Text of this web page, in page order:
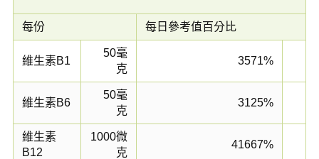
每份 每日參考值百分比
維生素B1
50毫
克
3571%
維生素B6
50毫
克
3125%
維生素
B12
1000微
克
41667%